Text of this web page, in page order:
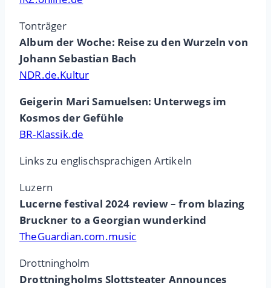
Tonträger
Album der Woche: Reise zu den Wurzeln von
Johann Sebastian Bach
NDR.de.Kultur
Geigerin Mari Samuelsen: Unterwegs im
Kosmos der Gefühle
BR-Klassik.de
Links zu englischsprachigen Artikeln
Luzern
Lucerne festival 2024 review – from blazing
Bruckner to a Georgian wunderkind
TheGuardian.com.music
Drottningholm
Drottningholms Slottsteater Announces